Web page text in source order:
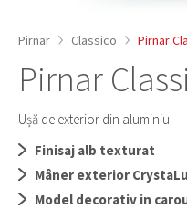
Pirnar Classico Pirnar
Pirnar
Ușă de exterior din aluminiu
Finisaj alb texturat
Mâner exterior
Model decorativ in